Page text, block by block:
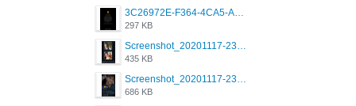
3C26972E-F364-4CA5-A5D2-E0AC042C17D2.png
297 KB
Screenshot_20201117-230735.png
435 KB
Screenshot_20201117-230848.png
686 KB